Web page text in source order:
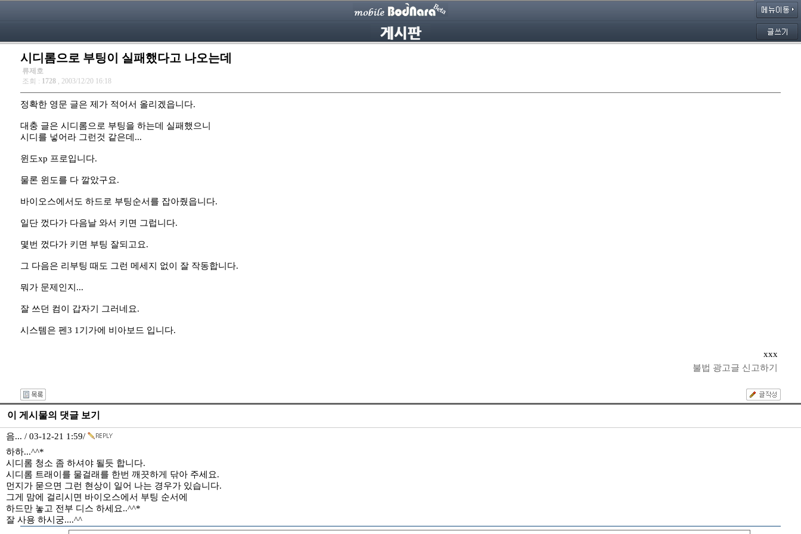
시디롬으로 부팅이 실패했다고 나오는데
류제호
조회 : 1728 , 2003/12/20 16:18
정확한 영문 글은 제가 적어서 올리겠읍니다.
대충 글은 시디롬으로 부팅을 하는데 실패했으니
시디를 넣어라 그런것 같은데...
윈도xp 프로입니다.
물론 윈도를 다 깔았구요.
바이오스에서도 하드로 부팅순서를 잡아줬읍니다.
일단 껐다가 다음날 와서 키면 그럽니다.
몇번 껐다가 키면 부팅 잘되고요.
그 다음은 리부팅 때도 그런 메세지 없이 잘 작동합니다.
뭐가 문제인지...
잘 쓰던 컴이 갑자기 그러네요.
시스템은 펜3 1기가에 비아보드 입니다.
xxx
불법 광고글 신고하기
이 게시물의 댓글 보기
음... / 03-12-21 1:59/
하하...^^*
시디롬 청소 좀 하셔야 될듯 합니다.
시디롬 트래이를 물걸래를 한번 깨끗하게 닦아 주세요.
먼지가 묻으면 그런 현상이 일어 나는 경우가 있습니다.
그게 맘에 걸리시면 바이오스에서 부팅 순서에
하드만 놓고 전부 디스 하세요..^^*
잘 사용 하시궁....^^